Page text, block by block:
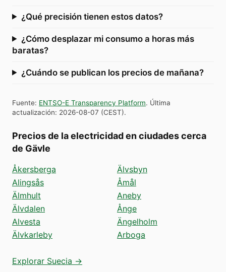
¿Qué precisión tienen estos datos?
¿Cómo desplazar mi consumo a horas más
baratas?
¿Cuándo se publican los precios de mañana?
Fuente: ENTSO-E Transparency Platform. Última
actualización: 2026-08-07 (CEST).
Precios de la electricidad en ciudades cerca
de Gävle
Åkersberga
Alingsås
Älmhult
Älvdalen
Alvesta
Älvkarleby
Älvsbyn
Åmål
Aneby
Ånge
Ängelholm
Arboga
Explorar Suecia →